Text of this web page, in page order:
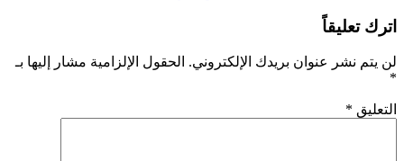
اترك تعليقاً
لن يتم نشر عنوان بريدك الإلكتروني. الحقول الإلزامية مشار إليها بـ
*
التعليق *